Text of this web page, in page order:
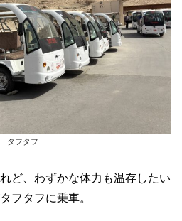
タフタフ
ど、わずかな体力も温存したい
フタフに乗車。